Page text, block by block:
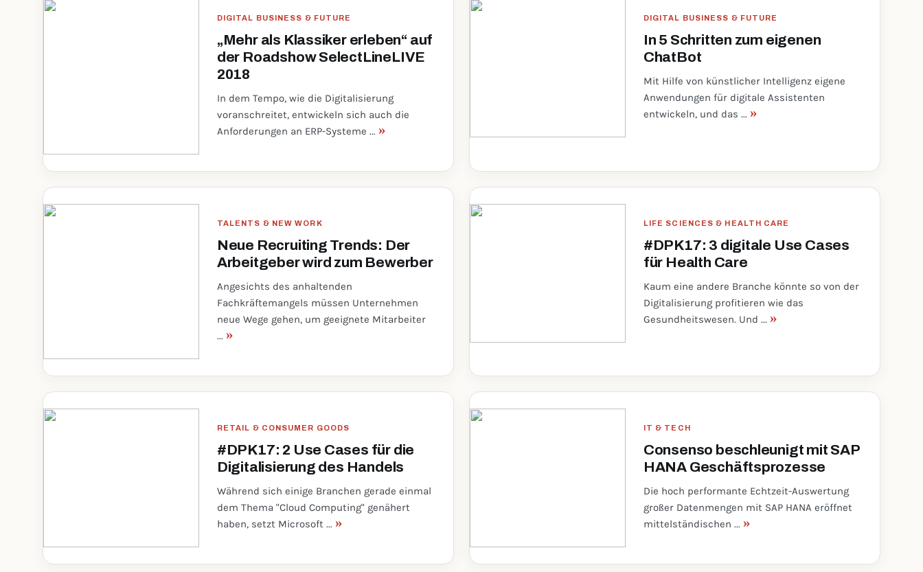
DIGITAL BUSINESS & FUTURE
„Mehr als Klassiker erleben“ auf
der Roadshow SelectLineLIVE
2018
In dem Tempo, wie die Digitalisierung
voranschreitet, entwickeln sich auch die
Anforderungen an ERP-Systeme ... »
DIGITAL BUSINESS & FUTURE
In 5 Schritten zum eigenen
ChatBot
Mit Hilfe von künstlicher Intelligenz eigene
Anwendungen für digitale Assistenten
entwickeln, und das ... »
TALENTS & NEW WORK
Neue Recruiting Trends: Der
Arbeitgeber wird zum Bewerber
Angesichts des anhaltenden
Fachkräftemangels müssen Unternehmen
neue Wege gehen, um geeignete Mitarbeiter
... »
LIFE SCIENCES & HEALTH CARE
#DPK17: 3 digitale Use Cases
für Health Care
Kaum eine andere Branche könnte so von der
Digitalisierung profitieren wie das
Gesundheitswesen. Und ... »
RETAIL & CONSUMER GOODS
#DPK17: 2 Use Cases für die
Digitalisierung des Handels
Während sich einige Branchen gerade einmal
dem Thema "Cloud Computing" genähert
haben, setzt Microsoft ... »
IT & TECH
Consenso beschleunigt mit SAP
HANA Geschäftsprozesse
Die hoch performante Echtzeit-Auswertung
großer Datenmengen mit SAP HANA eröffnet
mittelständischen ... »